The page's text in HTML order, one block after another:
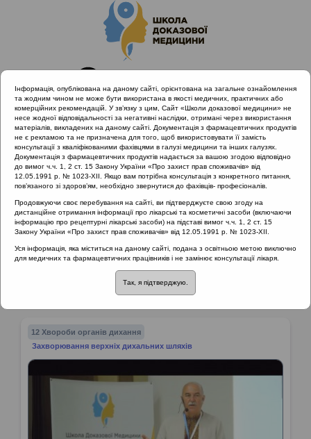
Головна
Матеріали за МКХ-11
12 Хвороби органів дихання
Захворювання верхніх дихальних шляхів
Матеріали за МКХ-11:: 12 Хвороби органів
дихання ::Захворювання верхніх дихальних
шляхів
Захворювання верхніх дихальних шляхів
12 Хвороби органів дихання
Захворювання верхніх дихальних шляхів
Інформація, опублікована на даному сайті, орієнтована на загальне ознайомлення
та жодним чином не може бути використана в якості медичних, практичних або
комерційних рекомендацій. У зв’язку з цим, Сайт «Школи доказової медицини» не
несе жодної відповідальності за негативні наслідки, отримані через використання
матеріалів, викладених на даному сайті. Документація з фармацевтичних продуктів
не є рекламою та не призначена для того, щоб використовувати її замість
консультації з кваліфікованими фахівцями в галузі медицини та інших галузях.
Документація з фармацевтичних продуктів надається за вашою згодою відповідно
до вимог ч.ч. 1, 2 ст. 15 Закону України «Про захист прав споживачів» від
12.05.1991 р. № 1023-XII. Якщо вам потрібна консультація з конкретного питання,
пов’язаного зі здоров’ям, необхідно звернутися до фахівців- професіоналів.
Продовжуючи своє перебування на сайті, ви підтверджуєте свою згоду на
дистанційне отримання інформації про лікарські та косметичні засоби (включаючи
інформацію про рецептурні лікарські засоби) на підставі вимог ч.ч. 1, 2 ст. 15
Закону України «Про захист прав споживачів» від 12.05.1991 р. № 1023-XII.
Уся інформація, яка міститься на даному сайті, подана з освітньою метою виключно
для медичних та фармацевтичних працівників і не замінює консультації лікаря.
Так, я підтверджую.